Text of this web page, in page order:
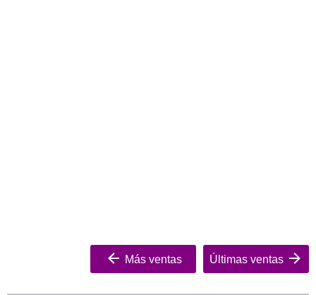
Más ventas Últimas ventas